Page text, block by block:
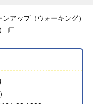
アップ（ウォーキング）